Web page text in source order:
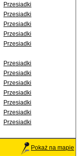
Przesiadki
Przesiadki
Przesiadki
Przesiadki
Przesiadki
Przesiadki
Przesiadki
Przesiadki
Przesiadki
Przesiadki
Przesiadki
Przesiadki
Pokaż na mapie